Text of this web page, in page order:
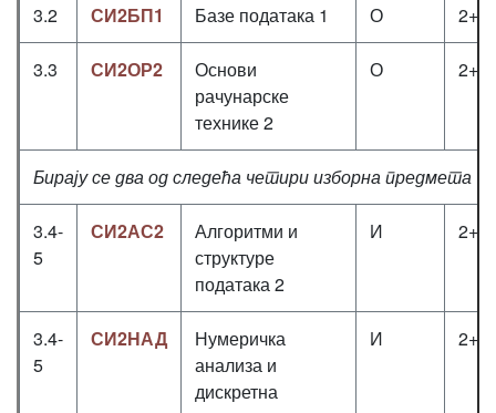
3.2 СИ2БП1 Базе података 1 О
3.3 СИ2ОР2
Основи
рачунарске
технике 2
О
Бирају се два од следећа четири изборна предмета
3.4-
5
СИ2АС2
Алгоритми и
структуре
података 2
И
3.4-
5
СИ2НАД
Нумеричка
анализа и
дискретна
И